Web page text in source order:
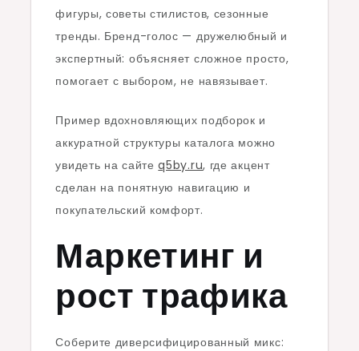
фигуры, советы стилистов, сезонные
тренды. Бренд-голос — дружелюбный и
экспертный: объясняет сложное просто,
помогает с выбором, не навязывает.
Пример вдохновляющих подборок и
аккуратной структуры каталога можно
увидеть на сайтеq5by.ru, где акцент
сделан на понятную навигацию и
покупательский комфорт.
Маркетинг и
рост трафика
Соберите диверсифицированный микс: